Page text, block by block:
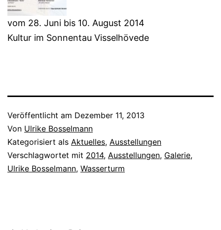
vom 28. Juni bis 10. August 2014
Kultur im Sonnentau Visselhövede
Veröffentlicht am Dezember 11, 2013
Von Ulrike Bosselmann
Kategorisiert als Aktuelles, Ausstellungen
Verschlagwortet mit 2014, Ausstellungen, Galerie,
Ulrike Bosselmann, Wasserturm